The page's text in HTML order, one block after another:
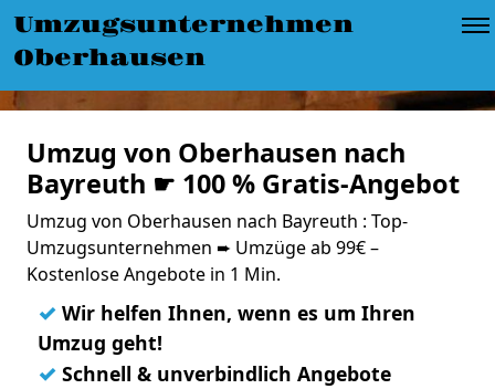
Umzugsunternehmen
Oberhausen
Umzug von Oberhausen nach
Bayreuth ☛ 100 % Gratis-Angebot
Umzug von Oberhausen nach Bayreuth : Top-
Umzugsunternehmen ➨ Umzüge ab 99€ –
Kostenlose Angebote in 1 Min.
✓ Wir helfen Ihnen, wenn es um Ihren
Umzug geht!
✓ Schnell & unverbindlich Angebote